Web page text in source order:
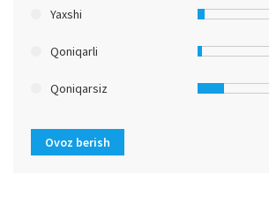
Yaxshi
Qoniqarli
Qoniqarsiz
Ovoz berish